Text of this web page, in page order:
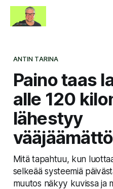
ANTIN TARINA
Paino taas
alle 120
lähestyy
Mitä tapahtuu, kun
selkeää systeemiä
muutos näkyy kuvissa ja